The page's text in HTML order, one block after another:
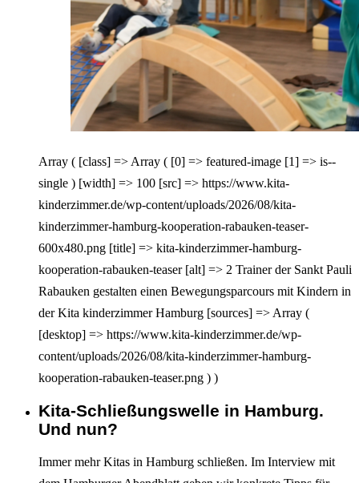
Array ( [class] => Array ( [0] => featured-image [1] => is--
single ) [width] => 100 [src] => https://www.kita-
kinderzimmer.de/wp-content/uploads/2026/08/kita-
kinderzimmer-hamburg-kooperation-rabauken-teaser-
600x480.png [title] => kita-kinderzimmer-hamburg-
kooperation-rabauken-teaser [alt] => 2 Trainer der Sankt Pauli
Rabauken gestalten einen Bewegungsparcours mit Kindern in
der Kita kinderzimmer Hamburg [sources] => Array (
[desktop] => https://www.kita-kinderzimmer.de/wp-
content/uploads/2026/08/kita-kinderzimmer-hamburg-
kooperation-rabauken-teaser.png ) )
Interagieren
Kita-Schließungswelle in Hamburg.
Und nun?
Immer mehr Kitas in Hamburg schließen. Im Interview mit